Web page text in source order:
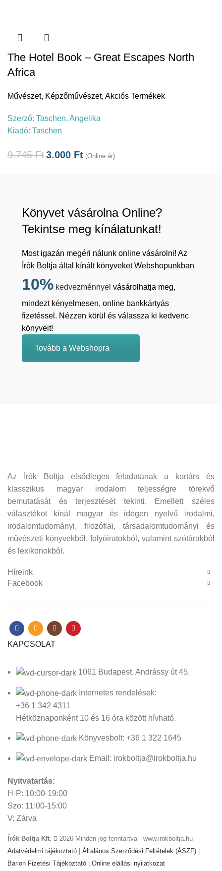
The Hotel Book – Great Escapes North
Africa
Művészet, Képzőművészet, Akciós Termékek
Szerző: Taschen, Angelika
Kiadó: Taschen
9.745Ft3.000 Ft (Online ár)
Könyvet vásárolna Online?
Tekintse meg kínálatunkat!
Most igazán megéri nálunk online vásárolni! Az
Írók Boltja által kínált könyveket Webshopunkban
10% kedvezménnyel vásárolhatja meg,
mindezt kényelmesen, online bankkártyás
fizetéssel. Nézzen körül és válassza ki kedvenc
könyveit!
Tovább a Webshopra
Az Írók Boltja elsődleges feladatának a kortárs és
klasszikus magyar irodalom teljességre törekvő
bemutatását és terjesztését tekinti. Emellett széles
választékot kínál magyar és idegen nyelvű irodalmi,
irodalomtudományi, filozófiai, társadalomtudományi és
művészeti könyvekből, folyóiratokból, valamint szótárakból
és lexikonokból.
Híreink
Facebook
KAPCSOLAT
1061 Budapest, Andrássy út 45.
Internetes rendelések:
+36 1 342 4311
Hétköznaponként 10 és 16 óra között hívható.
Könyvesbolt: +36 1 322 1645
Email: irokboltja@irokboltja.hu
Nyitvatartás:
H-P: 10:00-19:00
Szo: 11:00-15:00
V: Zárva
Írók Boltja Kft.
2026 Minden jog fenntartva - www.irokboltja.hu
Adatvédelmi tájékoztató
Általános Szerződési Feltételek (ÁSZF)
Barion Fizetési Tájékoztató
Online elállási nyilatkozat